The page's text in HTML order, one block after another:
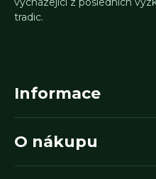
tradic.
Informace
O nákupu